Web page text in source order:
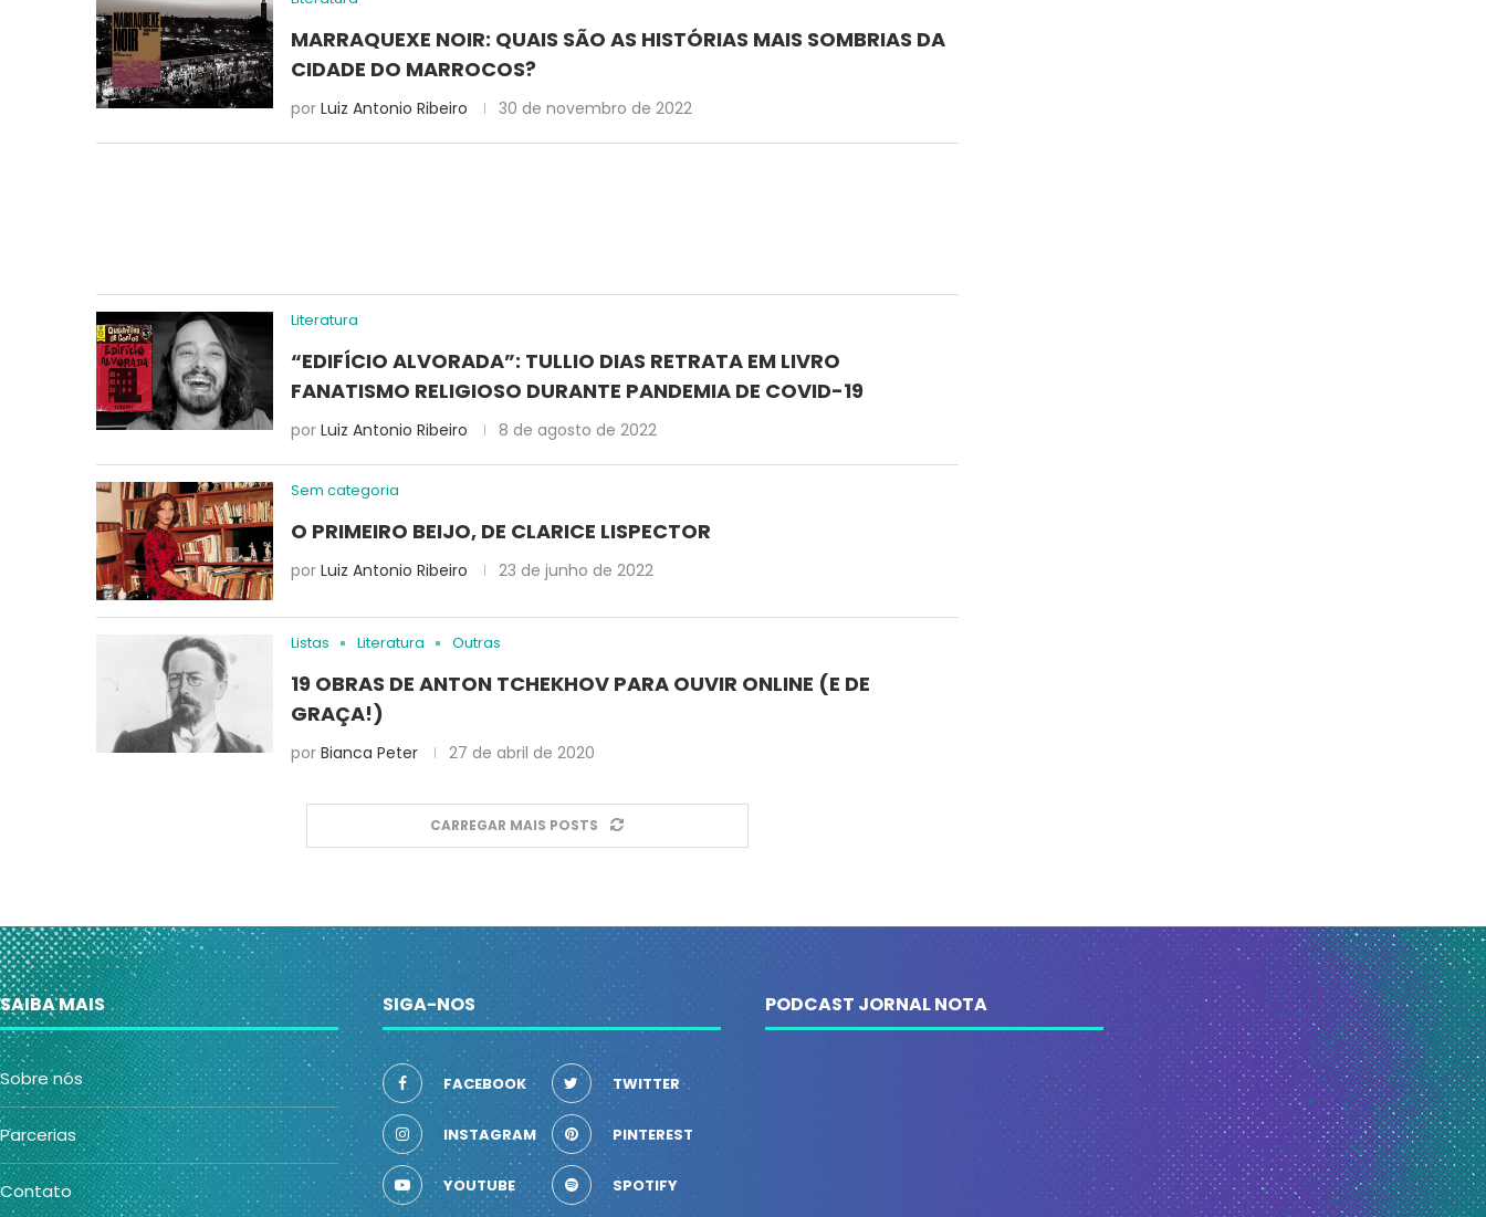
MARRAQUEXE NOIR: QUAIS SÃO AS HISTÓRIAS MAIS SOMBRIAS DA
CIDADE DO MARROCOS?
por Luiz Antonio Ribeiro 30 de novembro de 2022
Literatura
“EDIFÍCIO ALVORADA”: TULLIO DIAS RETRATA EM LIVRO
FANATISMO RELIGIOSO DURANTE PANDEMIA DE COVID-19
por Luiz Antonio Ribeiro 8 de agosto de 2022
Sem categoria
O PRIMEIRO BEIJO, DE CLARICE LISPECTOR
por Luiz Antonio Ribeiro 23 de junho de 2022
Listas Literatura Outras
19 OBRAS DE ANTON TCHEKHOV PARA OUVIR ONLINE (E DE
GRAÇA!)
por Bianca Peter 27 de abril de 2020
CARREGAR MAIS POSTS
SAIBA MAIS
Sobre nós
Parcerias
Contato
SIGA-NOS
FACEBOOK TWITTER
INSTAGRAM PINTEREST
YOUTUBE SPOTIFY
PODCAST JORNAL NOTA